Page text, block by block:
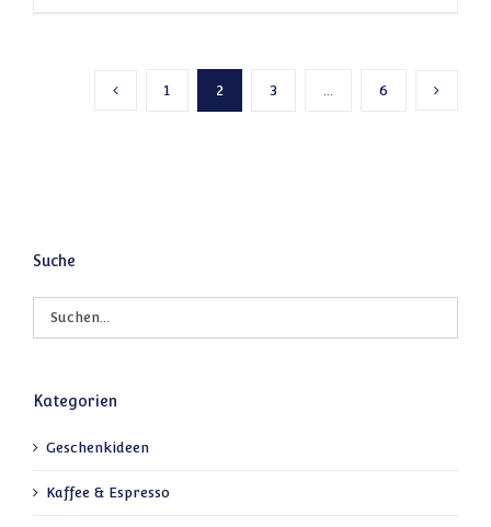
Vorherige Seite
1 2 3 6
Suche
Kategorien
Geschenkideen
Kaffee & Espresso